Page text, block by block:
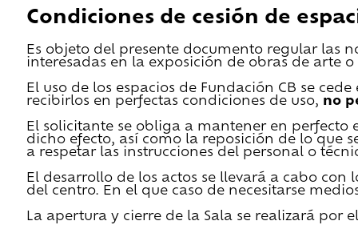
Condiciones de cesión de
Es objeto del presente documento regular las
interesadas en la exposición de obras de arte
El uso de los espacios de Fundación CB se
recibirlos en perfectas condiciones de uso, no
El solicitante se obliga a mantener en perfecto
dicho efecto, así como la reposición de lo que
a respetar las instrucciones del personal o
El desarrollo de los actos se llevará a cabo
del centro. En el que caso de necesitarse
La apertura y cierre de la Sala se realizará por